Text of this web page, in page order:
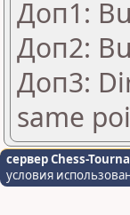
Доп1:
Доп2:
Доп3:
same
сервер Chess-
условия